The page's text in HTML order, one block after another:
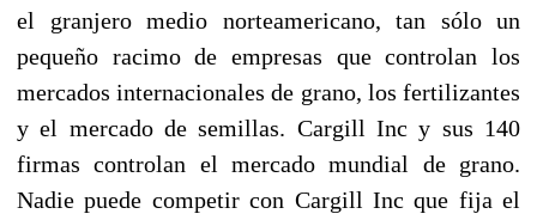
el granjero medio norteamericano, tan sólo un
pequeño racimo de empresas que controlan los
mercados internacionales de grano, los fertilizantes
y el mercado de semillas. Cargill Inc y sus 140
firmas controlan el mercado mundial de grano.
Nadie puede competir con Cargill Inc que fija el